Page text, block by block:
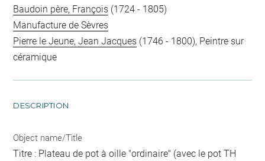
Baudoin père, François (1724 - 1805)
Manufacture de Sèvres
Pierre le Jeune, Jean Jacques (1746 - 1800), Peintre sur
céramique
DESCRIPTION
Object name/Title
Titre : Plateau de pot à oille "ordinaire" (avec le pot TH